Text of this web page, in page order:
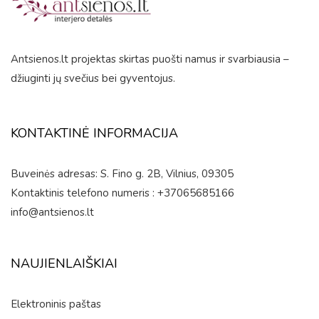
Antsienos.lt projektas skirtas puošti namus ir svarbiausia –
džiuginti jų svečius bei gyventojus.
KONTAKTINĖ INFORMACIJA
Buveinės adresas: S. Fino g. 2B, Vilnius, 09305
Kontaktinis telefono numeris : +37065685166
info@antsienos.lt
NAUJIENLAIŠKIAI
Elektroninis paštas